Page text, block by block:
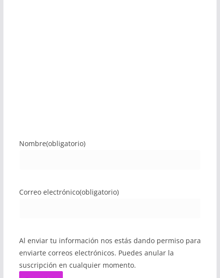
Nombre(obligatorio)
Correo electrónico(obligatorio)
Al enviar tu información nos estás dando permiso para
enviarte correos electrónicos. Puedes anular la
suscripción en cualquier momento.